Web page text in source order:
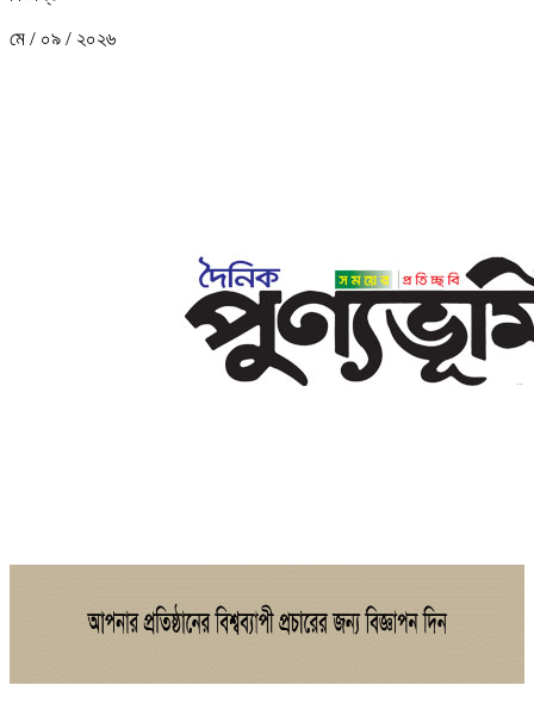
মে / ০৯ / ২০২৬